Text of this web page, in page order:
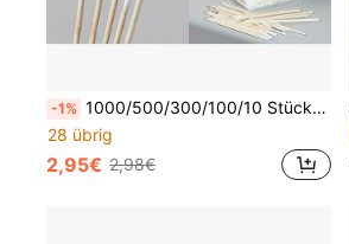
-1% 1000/500/300/100/10 Stücke tragbare Wattestäbchen, geeignet für Eyeliner, Nagel- und Nagelhautreinigung, kleine Kopfspitze, extrem feiner Holzstab, superfein, für Mund
28 übrig
2,95€ 2,98€